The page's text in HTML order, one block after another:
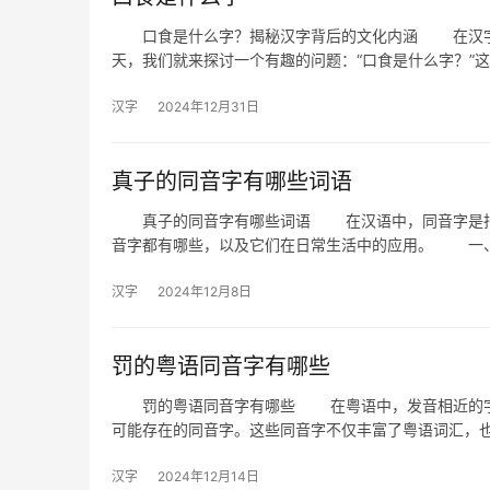
口食是什么字？揭秘汉字背后的文化内涵 在汉字
天，我们就来探讨一个有趣的问题：“口食是什么字？”
汉字 2024年12月31日
真子的同音字有哪些词语
真子的同音字有哪些词语 在汉语中，同音字是指
音字都有哪些，以及它们在日常生活中的应用。 一
汉字 2024年12月8日
罚的粤语同音字有哪些
罚的粤语同音字有哪些 在粤语中，发音相近的字
可能存在的同音字。这些同音字不仅丰富了粤语词汇，
汉字 2024年12月14日